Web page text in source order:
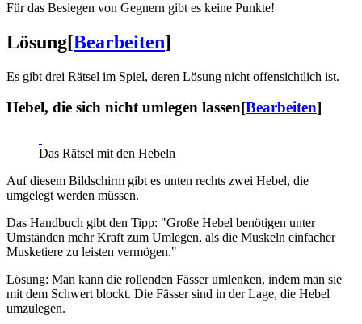
Für das Besiegen von Gegnern gibt es keine Punkte!
Lösung[Bearbeiten]
Es gibt drei Rätsel im Spiel, deren Lösung nicht offensichtlich ist.
Hebel, die sich nicht umlegen lassen[Bearbeiten]
Das Rätsel mit den Hebeln
Auf diesem Bildschirm gibt es unten rechts zwei Hebel, die
umgelegt werden müssen.
Das Handbuch gibt den Tipp: "Große Hebel benötigen unter
Umständen mehr Kraft zum Umlegen, als die Muskeln einfacher
Musketiere zu leisten vermögen."
Lösung: Man kann die rollenden Fässer umlenken, indem man sie
mit dem Schwert blockt. Die Fässer sind in der Lage, die Hebel
umzulegen.